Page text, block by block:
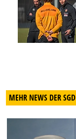
MEHR NEWS DER SGD